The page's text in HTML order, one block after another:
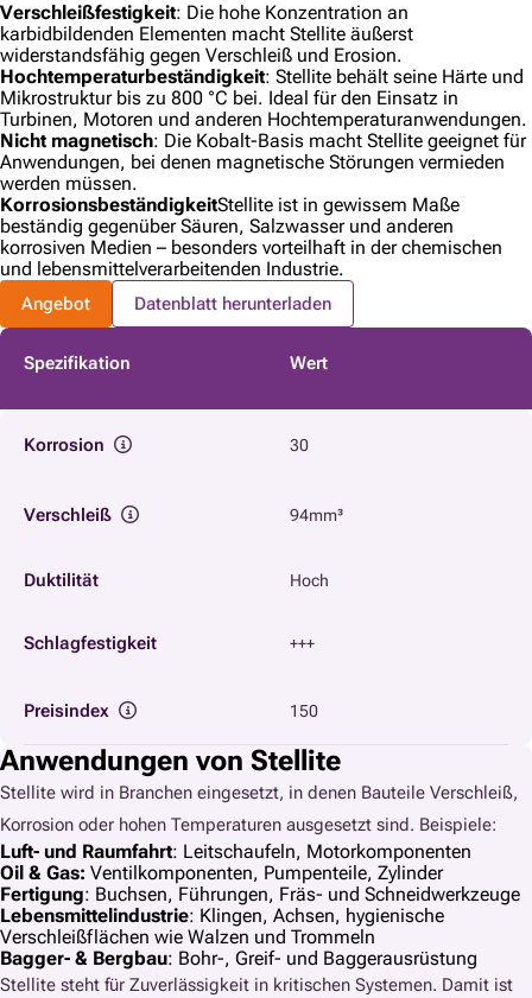
Verschleißfestigkeit: Die hohe Konzentration an
karbidbildenden Elementen macht Stellite äußerst
widerstandsfähig gegen Verschleiß und Erosion.
Hochtemperaturbeständigkeit: Stellite behält seine Härte und
Mikrostruktur bis zu 800 °C bei. Ideal für den Einsatz in
Turbinen, Motoren und anderen Hochtemperaturanwendungen.
Nicht magnetisch: Die Kobalt-Basis macht Stellite geeignet für
Anwendungen, bei denen magnetische Störungen vermieden
werden müssen.
KorrosionsbeständigkeitStellite ist in gewissem Maße
beständig gegenüber Säuren, Salzwasser und anderen
korrosiven Medien – besonders vorteilhaft in der chemischen
und lebensmittelverarbeitenden Industrie.
Angebot Datenblatt herunterladen
Spezifikation Wert
Korrosion 30
Verschleiß 94mm³
Duktilität Hoch
Schlagfestigkeit +++
Preisindex 150
Anwendungen von Stellite
Stellite wird in Branchen eingesetzt, in denen Bauteile Verschleiß,
Korrosion oder hohen Temperaturen ausgesetzt sind. Beispiele:
Luft- und Raumfahrt: Leitschaufeln, Motorkomponenten
Oil & Gas: Ventilkomponenten, Pumpenteile, Zylinder
Fertigung: Buchsen, Führungen, Fräs- und Schneidwerkzeuge
Lebensmittelindustrie: Klingen, Achsen, hygienische
Verschleißflächen wie Walzen und Trommeln
Bagger- & Bergbau: Bohr-, Greif- und Baggerausrüstung
Stellite steht für Zuverlässigkeit in kritischen Systemen. Damit ist